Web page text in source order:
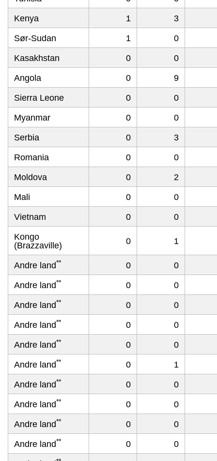
Kenya 1 3
Sør-Sudan 1 0
Kasakhstan 0 0
Angola 0 9
Sierra Leone 0 0
Myanmar 0 0
Serbia 0 3
Romania 0 0
Moldova 0 2
Mali 0 0
Vietnam 0 0
Kongo
(Brazzaville)
0 1
Andre land** 0 0
Andre land** 0 0
Andre land** 0 0
Andre land** 0 0
Andre land** 0 0
Andre land** 0 1
Andre land** 0 0
Andre land** 0 0
Andre land** 0 0
Andre land** 0 0